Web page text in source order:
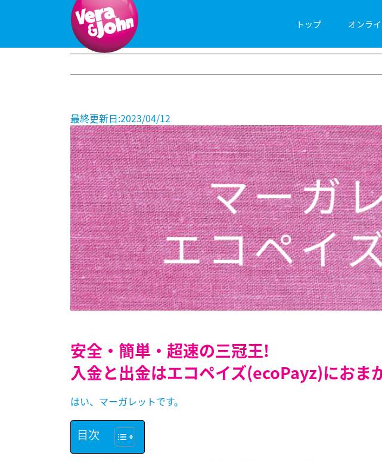
トップ オンラ
最終更新日:2023/04/12
安全・簡単・超速の三冠王!
入金と出金はエコペイズ(ecoPayz)におま
はい、マーガレットです。
目次